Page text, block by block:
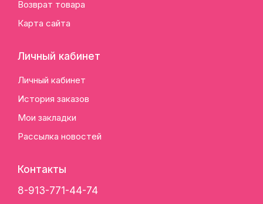
Возврат товара
Карта сайта
Личный кабинет
Личный кабинет
История заказов
Мои закладки
Рассылка новостей
Контакты
8-913-771-44-74